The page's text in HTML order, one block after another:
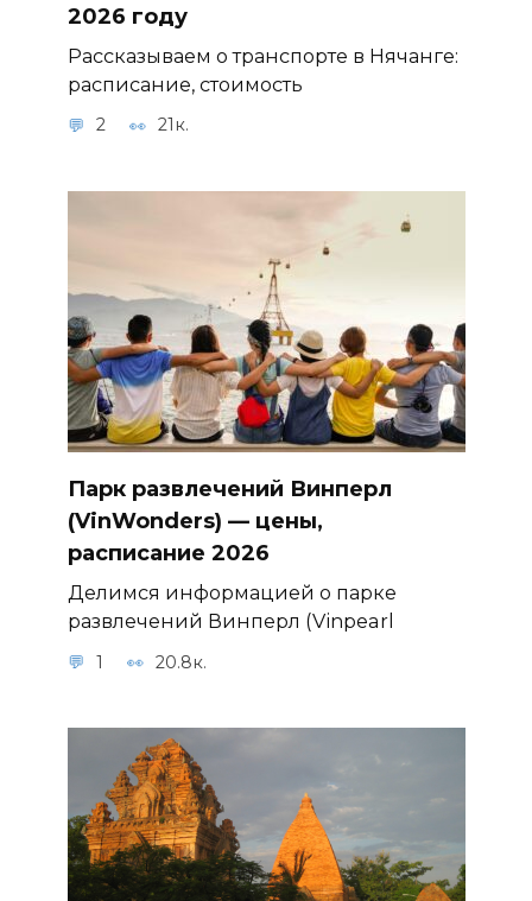
2026 году
Рассказываем о транспорте в Нячанге:
расписание, стоимость
2 21к.
Парк развлечений Винперл
(VinWonders) — цены,
расписание 2026
Делимся информацией о парке
развлечений Винперл (Vinpearl
1 20.8к.